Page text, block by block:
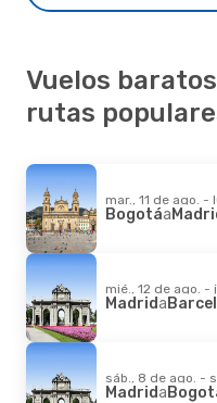
Vuelos
rutas
mar., 11 de ago. -
Bogotáa
mié., 12 de ago. -
Madrida
sáb., 8 de ago. -
Madrida